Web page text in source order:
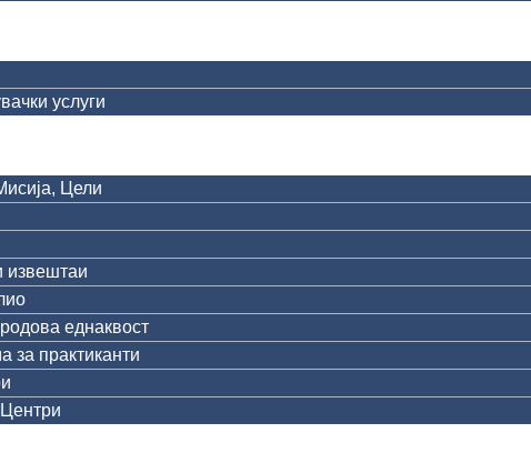
услуги
Цели
извештаи
еднаквост
за практиканти